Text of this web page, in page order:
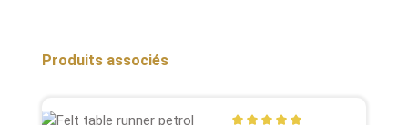
Sauter la galerie de produits
Produits associés